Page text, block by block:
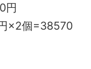
円
×2個=38570